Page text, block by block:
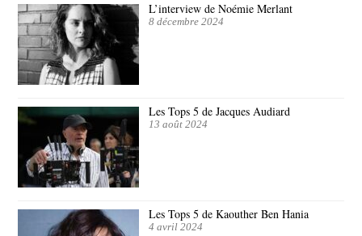
L’interview de Noémie Merlant
8 décembre 2024
Les Tops 5 de Jacques Audiard
13 août 2024
Les Tops 5 de Kaouther Ben Hania
4 avril 2024